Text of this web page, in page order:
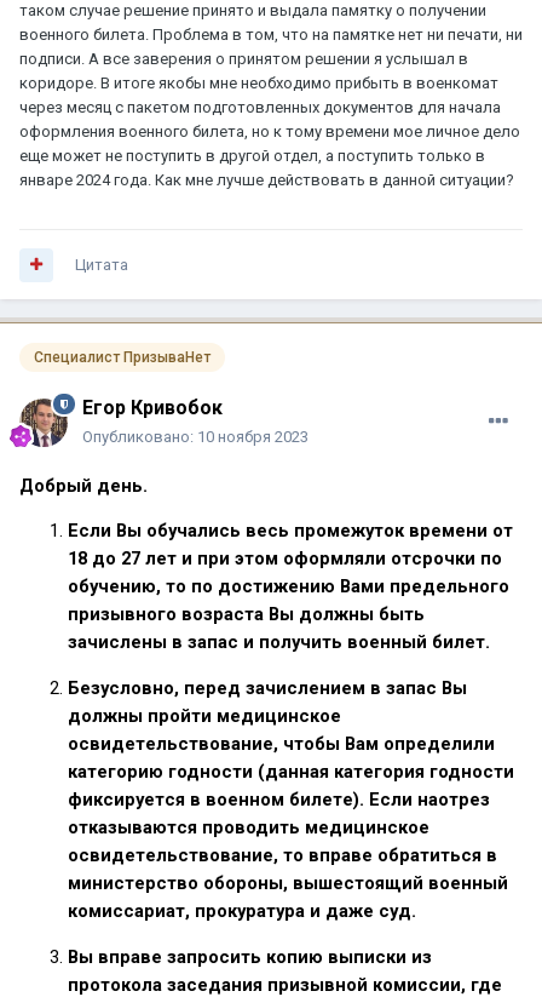
таком случае решение принято и выдала памятку о получении
военного билета. Проблема в том, что на памятке нет ни печати, ни
подписи. А все заверения о принятом решении я услышал в
коридоре. В итоге якобы мне необходимо прибыть в военкомат
через месяц с пакетом подготовленных документов для начала
оформления военного билета, но к тому времени мое личное дело
еще может не поступить в другой отдел, а поступить только в
январе 2024 года. Как мне лучше действовать в данной ситуации?
Цитата
Специалист ПризываНет
Егор Кривобок
Опубликовано: 10 ноября 2023
Добрый день.
Если Вы обучались весь промежуток времени от
18 до 27 лет и при этом оформляли отсрочки по
обучению, то по достижению Вами предельного
призывного возраста Вы должны быть
зачислены в запас и получить военный билет.
Безусловно, перед зачислением в запас Вы
должны пройти медицинское
освидетельствование, чтобы Вам определили
категорию годности (данная категория годности
фиксируется в военном билете). Если наотрез
отказываются проводить медицинское
освидетельствование, то вправе обратиться в
министерство обороны, вышестоящий военный
комиссариат, прокуратура и даже суд.
Вы вправе запросить копию выписки из
протокола заседания призывной комиссии, где